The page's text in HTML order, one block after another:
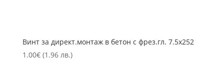
Винт за директ.монтаж в бетон с фрез.гл. 7.5х252
1.00€ (1.96 лв.)